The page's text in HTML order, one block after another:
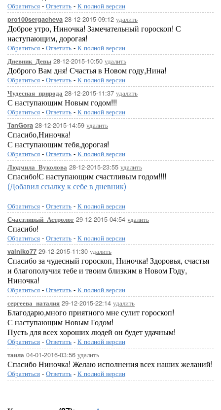
Обратиться - Ответить - К полной версии
pro100sergacheva 28-12-2015-09:12 удалить
Доброе утро, Ниночка! Замечательный гороскоп! С
наступающим, дорогая!
Обратиться - Ответить - К полной версии
Дневник_Девы 28-12-2015-10:50 удалить
Доброго Вам дня! Счастья в Новом году,Нина!
Обратиться - Ответить - К полной версии
Чудесная_природа 28-12-2015-11:37 удалить
С наступающим Новым годом!!!
Обратиться - Ответить - К полной версии
TanGora 28-12-2015-14:59 удалить
Спасибо,Ниночка!
С наступающим тебя,дорогая!
Обратиться - Ответить - К полной версии
Людмила_Вуколова 28-12-2015-23:55 удалить
Спасибо!С наступающим счастливым годом!!!!
(Добавил ссылку к себе в дневник)
Обратиться - Ответить - К полной версии
Счастливый_Астролог 29-12-2015-04:54 удалить
Спасибо!
Обратиться - Ответить - К полной версии
valniko77 29-12-2015-11:30 удалить
Спасибо за чудесный гороскоп, Ниночка! Здоровья, счастья
и благополучия тебе и твоим близким в Новом Году,
Ниночка!
Обратиться - Ответить - К полной версии
сергеева_наталия 29-12-2015-22:14 удалить
Благодарю,много приятного мне сулит гороскоп!
С наступающим Новым Годом!
Пусть для всех хороших людей он будет удачным!
Обратиться - Ответить - К полной версии
таила 04-01-2016-03:56 удалить
Спасибо Ниночка! Желаю исполнения всех наших желаний!
Обратиться - Ответить - К полной версии